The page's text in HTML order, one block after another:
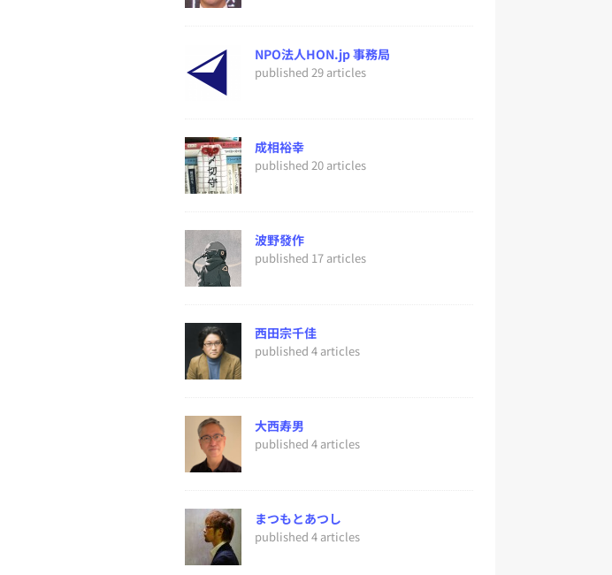
NPO法人HON.jp 事務局
published 29 articles
成相裕幸
published 20 articles
波野發作
published 17 articles
西田宗千佳
published 4 articles
大西寿男
published 4 articles
まつもとあつし
published 4 articles